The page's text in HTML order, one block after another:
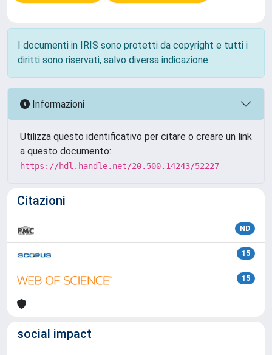
I documenti in IRIS sono protetti da copyright e tutti i
diritti sono riservati, salvo diversa indicazione.
Informazioni
Utilizza questo identificativo per citare o creare un link
a questo documento:
https://hdl.handle.net/20.500.14243/52227
Citazioni
ND
15
15
social impact